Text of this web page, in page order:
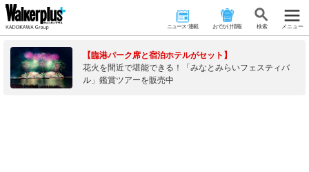
ニュース･連載 おでかけ情報 検 索 メニュー
【臨港パーク席と宿泊ホテルがセット】
花火を間近で堪能できる！「みなとみらいフェスティバ
ル」鑑賞ツアーを販売中